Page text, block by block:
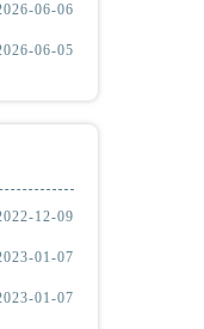
06-06
06-05
12-09
01-07
01-07